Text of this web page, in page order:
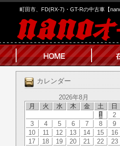
町田市、FD(RX-7)・GT-Rの中古車【
カレンダー
2026年8月
月
火 水 木 金 土 日
1
2
3
4 5 6 7 8
9
10
11 12 13 14 15
16
17
18 19 20 21 22
23